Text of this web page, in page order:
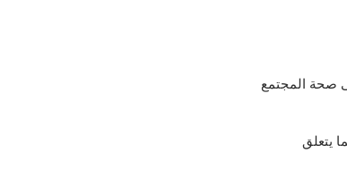
صحة المجتمع
يتعلق